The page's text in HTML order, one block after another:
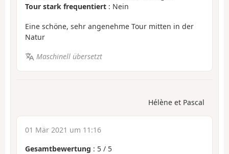
Tour stark frequentiert : Nein
Eine schöne, sehr angenehme Tour mitten in der
Natur
Maschinell übersetzt
Hélène et Pascal
01 Mär 2021 um 11:16
Gesamtbewertung : 5 / 5